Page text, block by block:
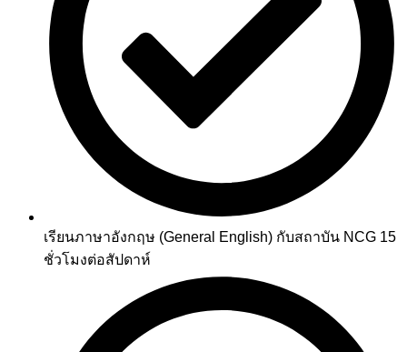
เรียนภาษาอังกฤษ (General English) กับสถาบัน NCG 15
ชั่วโมงต่อสัปดาห์